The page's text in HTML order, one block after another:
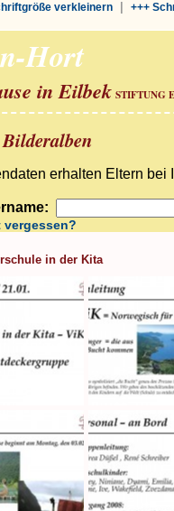
verkleinern| +++
Hort
in Eilbek STIFTUNG
erhalten Eltern bei
vergessen?
in der Kita